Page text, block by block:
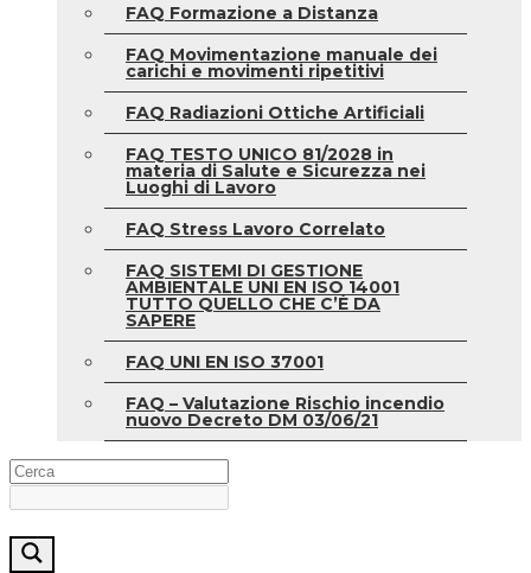
FAQ Formazione a Distanza
FAQ Movimentazione manuale dei
carichi e movimenti ripetitivi
FAQ Radiazioni Ottiche Artificiali
FAQ TESTO UNICO 81/2028 in
materia di Salute e Sicurezza nei
Luoghi di Lavoro
FAQ Stress Lavoro Correlato
FAQ SISTEMI DI GESTIONE
AMBIENTALE UNI EN ISO 14001
TUTTO QUELLO CHE C’È DA
SAPERE
FAQ UNI EN ISO 37001
FAQ – Valutazione Rischio incendio
nuovo Decreto DM 03/06/21